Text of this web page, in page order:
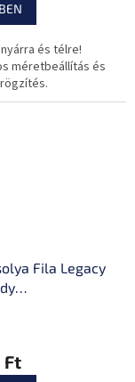
és télre!
méretbeállítás és
Fila Legacy
Ft